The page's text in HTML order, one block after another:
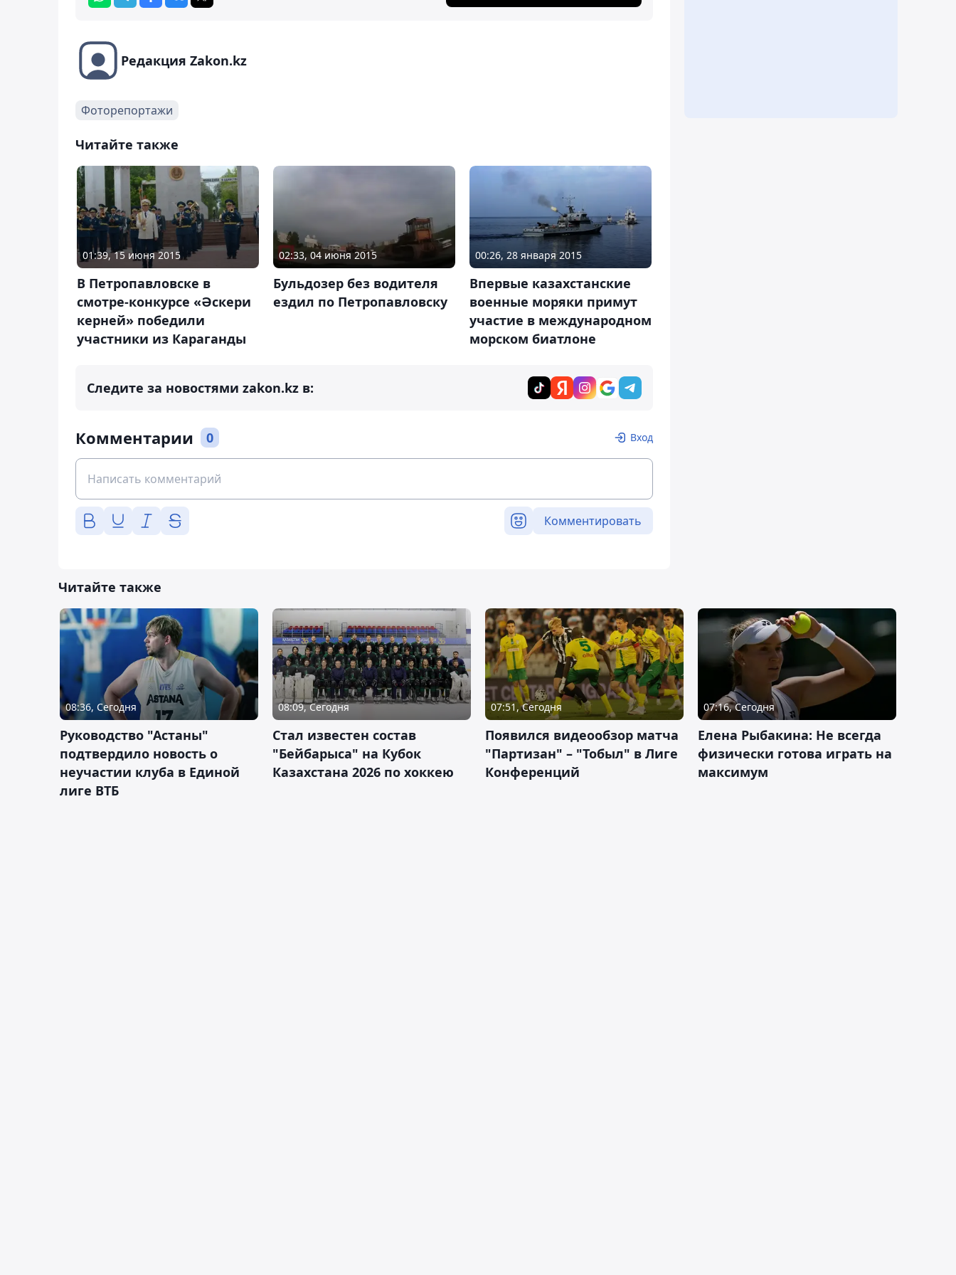
Редакция Zakon.kz
Фоторепортажи
Читайте также
01:39, 15 июня 2015
В Петропавловске в
смотре-конкурсе «Әскери
керней» победили
участники из Караганды
02:33, 04 июня 2015
Бульдозер без водителя
ездил по Петропавловску
00:26, 28 января 2015
Впервые казахстанские
военные моряки примут
участие в международном
морском биатлоне
Следите за новостями zakon.kz в:
Комментарии 0 Вход
Комментировать
Читайте также
08:36, Сегодня
Руководство "Астаны"
подтвердило новость о
неучастии клуба в Единой
лиге ВТБ
08:09, Сегодня
Стал известен состав
"Бейбарыса" на Кубок
Казахстана 2026 по хоккею
07:51, Сегодня
Появился видеообзор матча
"Партизан" – "Тобыл" в Лиге
Конференций
07:16, Сегодня
Елена Рыбакина: Не всегда
физически готова играть на
максимум